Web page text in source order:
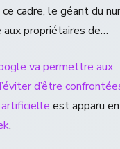
cadre, le géant du
propriétaires de…
va permettre aux
d’être
est apparu
.